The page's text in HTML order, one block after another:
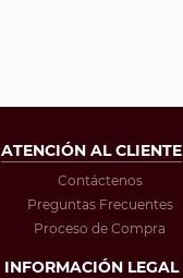
ATENCIÓN AL CLIENTE
Contáctenos
Preguntas Frecuentes
Proceso de Compra
INFORMACIÓN LEGAL